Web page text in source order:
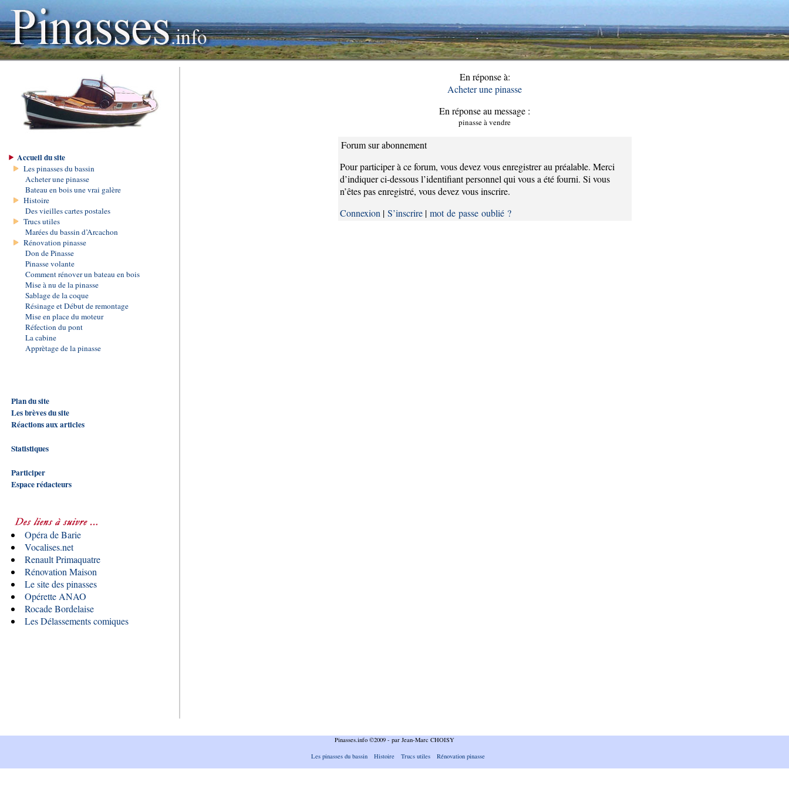
Accueil du site
Les pinasses du bassin
Acheter une pinasse
Bateau en bois une vrai galère
Histoire
Des vieilles cartes postales
Trucs utiles
Marées du bassin d’Arcachon
Rénovation pinasse
Don de Pinasse
Pinasse volante
Comment rénover un bateau en bois
Mise à nu de la pinasse
Sablage de la coque
Résinage et Début de remontage
Mise en place du moteur
Réfection du pont
La cabine
Apprètage de la pinasse
Plan du site
Les brèves du site
Réactions aux articles
Statistiques
Participer
Espace rédacteurs
Opéra de Barie
Vocalises.net
Renault Primaquatre
Rénovation Maison
Le site des pinasses
Opérette ANAO
Rocade Bordelaise
Les Délassements comiques
En réponse à:
Acheter une pinasse
En réponse au message :
pinasse à vendre
Forum sur abonnement
Pour participer à ce forum, vous devez vous enregistrer au préalable. Merci
d’indiquer ci-dessous l’identifiant personnel qui vous a été fourni. Si vous
n’êtes pas enregistré, vous devez vous inscrire.
Connexion | S’inscrire| mot de passe oublié ?
Pinasses.info ©2009 - par Jean-Marc CHOISY
Les pinasses du bassin
Histoire Trucs utiles Rénovation pinasse